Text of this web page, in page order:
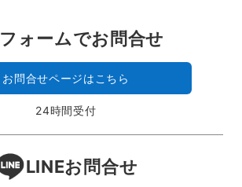
フォームでお問合せ
お問合せページはこちら
24時間受付
LINEお問合せ